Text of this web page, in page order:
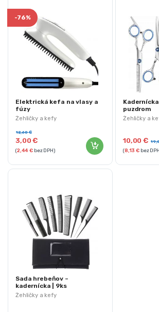
Žehličky a kefy
-76%
Elektrická kefa na vlasy a
fúzy
3,00€
12,60€
(2,44€ bez DPH)
Žehličky a
puzdrom
10,00€
(8,13€ bez
Žehličky a kefy
Sada hrebeňov –
kadernícka | 9ks